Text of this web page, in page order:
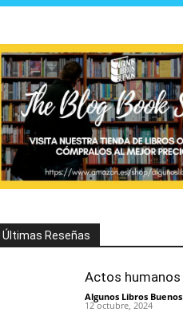
Últimas Reseñas
Actos humanos
Algunos Libros Buenos
12 octubre, 2024